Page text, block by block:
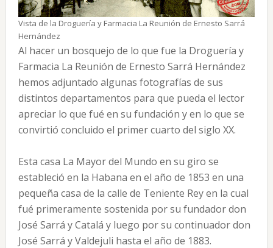
Vista de la Droguería y Farmacia La Reunión de Ernesto Sarrá
Hernández
Al hacer un bosquejo de lo que fue la Droguería y
Farmacia La Reunión de Ernesto Sarrá Hernández
hemos adjuntado algunas fotografías de sus
distintos departamentos para que pueda el lector
apreciar lo que fué en su fundación y en lo que se
convirtió concluido el primer cuarto del siglo XX.
Esta casa La Mayor del Mundo en su giro se
estableció en la Habana en el año de 1853 en una
pequeña casa de la calle de Teniente Rey en la cual
fué primeramente sostenida por su fundador don
José Sarrá y Catalá y luego por su continuador don
José Sarrá y Valdejuli hasta el año de 1883.